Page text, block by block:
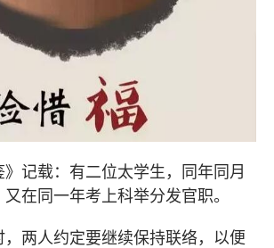
》记载：有二位太学生，同年同月
在同一年考上科举分发官职。
，两人约定要继续保持联络，以便